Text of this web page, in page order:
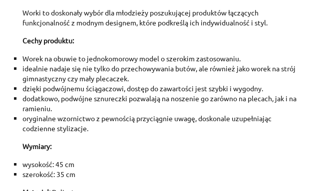
Create wishlist
You need to be logged in to
Worki to doskonały wybór dla młodzieży poszukującej produktów łączących
funkcjonalność z modnym designem, które podkreślą ich indywidualność i styl.
Cechy produktu:
Worek na obuwie to jednokomorowy model o szerokim zastosowaniu.
idealnie nadaje się nie tylko do przechowywania butów, ale również jako worek na strój
gimnastyczny czy mały plecaczek.
dzięki podwójnemu ściągaczowi, dostęp do zawartości jest szybki i wygodny.
dodatkowo, podwójne sznureczki pozwalają na noszenie go zarówno na plecach, jak i na
ramieniu.
oryginalne wzornictwo z pewnością przyciągnie uwagę, doskonale uzupełniając
codzienne stylizacje.
Wymiary:
wysokość: 45 cm
szerokość: 35 cm